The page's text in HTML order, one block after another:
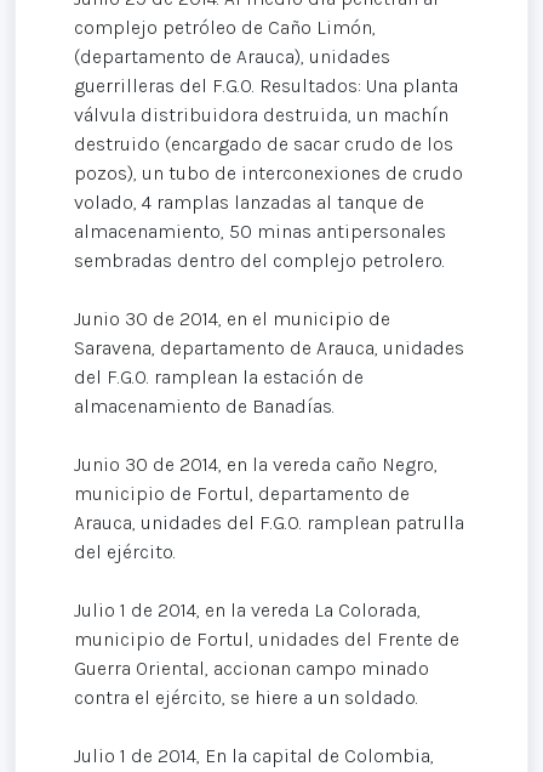
complejo petróleo de Caño Limón,
(departamento de Arauca), unidades
guerrilleras del F.G.O. Resultados: Una planta
válvula distribuidora destruida, un machín
destruido (encargado de sacar crudo de los
pozos), un tubo de interconexiones de crudo
volado, 4 ramplas lanzadas al tanque de
almacenamiento, 50 minas antipersonales
sembradas dentro del complejo petrolero.
Junio 30 de 2014, en el municipio de
Saravena, departamento de Arauca, unidades
del F.G.O. ramplean la estación de
almacenamiento de Banadías.
Junio 30 de 2014, en la vereda caño Negro,
municipio de Fortul, departamento de
Arauca, unidades del F.G.O. ramplean patrulla
del ejército.
Julio 1 de 2014, en la vereda La Colorada,
municipio de Fortul, unidades del Frente de
Guerra Oriental, accionan campo minado
contra el ejército, se hiere a un soldado.
Julio 1 de 2014, En la capital de Colombia,